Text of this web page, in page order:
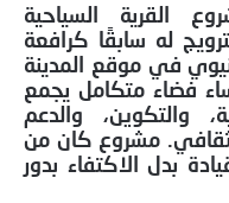
القرية السياحية
له سابقًا كرافعة
في موقع المدينة
فضاء متكامل يجمع
والتكوين، والدعم
مشروع كان من
بدل الاكتفاء بدور